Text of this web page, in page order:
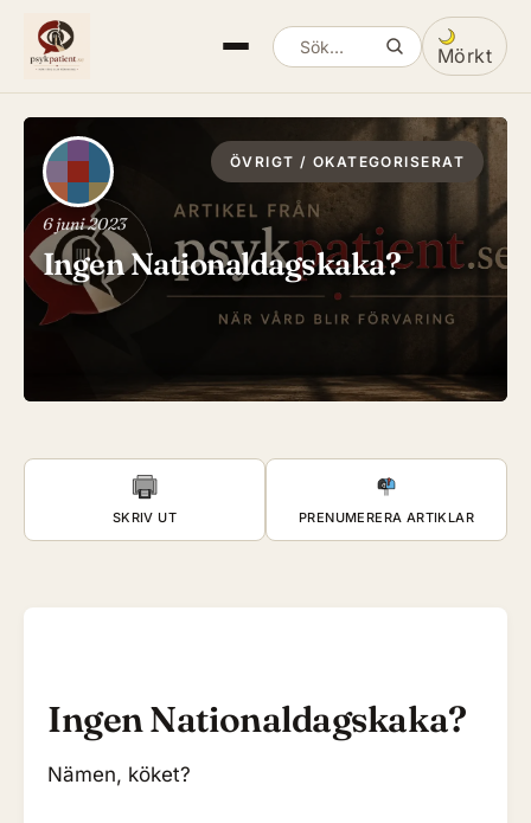
Sök artiklar Mörkt
Växla
ÖVRIGT / OKATEGORISERAT
6 juni 2023
Ingen Nationaldagskaka?
SKRIV UT PRENUMERERA ARTIKLAR
Ingen Nationaldagskaka?
Nämen, köket?